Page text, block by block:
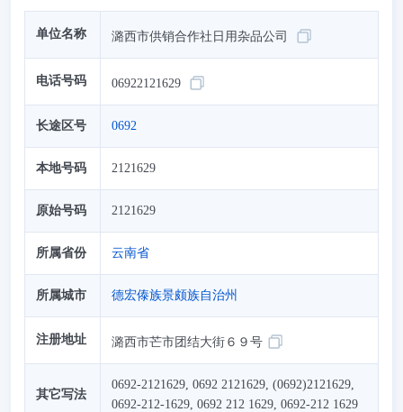
单位名称 潞西市供销合作社日用杂品公司
电话号码 06922121629
长途区号 0692
本地号码 2121629
原始号码 2121629
所属省份 云南省
所属城市 德宏傣族景颇族自治州
注册地址 潞西市芒市团结大街６９号
其它写法
0692-2121629, 0692 2121629, (0692)2121629,
0692-212-1629, 0692 212 1629, 0692-212 1629